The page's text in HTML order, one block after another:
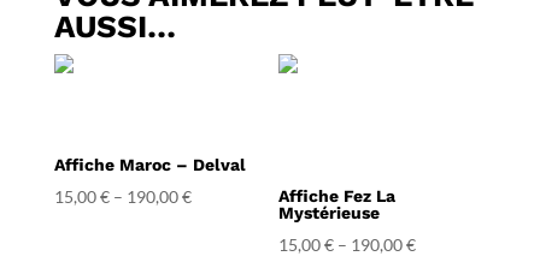
AUSSI…
Affiche Maroc – Delval
15,00€– 190,00€
Affiche Fez La
Mystérieuse
15,00€ – 190,00€